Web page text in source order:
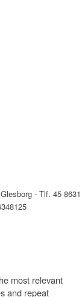
- Tlf. 45 8631
most relevant
and repeat